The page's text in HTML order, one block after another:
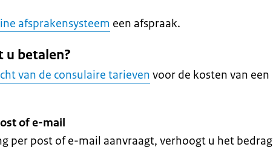
afsprakensysteem een afspraak.
u betalen?
van de consulaire tarieven voor de kosten van een
of e-mail
per post of e-mail aanvraagt, verhoogt u het bedrag